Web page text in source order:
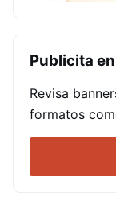
Publicita
Revisa
formatos